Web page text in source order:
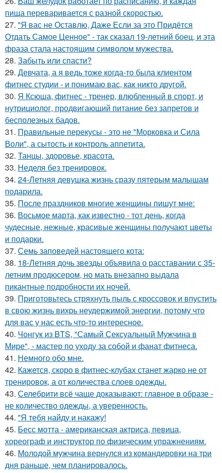
пища переваривается с разной скоростью.
27. "Я вас не Оставлю, Даже Если за это Придётся
Отдать Самое Ценное" - так сказал 19-летний боец, и эта
фраза стала настоящим символом мужества.
28. Забыть или спасти?
29. Девчата, а я ведь тоже когда-то была клиентом
фитнес студии - и понимаю вас, как никто другой.
30. Я Ксюша, фитнес - тренер, влюбленный в спорт, и
нутрициолог, продвигающий питание без запретов и
бесполезных бадов.
31. Правильные перекусы - это не "Морковка и Сила
Воли", а сытость и контроль аппетита.
32. Танцы, здоровье, красота.
33. Неделя без тренировок.
34. 24-Летняя девушка жизнь сразу пятерым малышам
подарила.
35. После праздников многие женщины пишут мне:
36. Восьмое марта, как известно - тот день, когда
чудесные, нежные, красивые женщины получают цветы
и подарки.
37. Семь заповедей настоящего кота:
38. 18-Летняя дочь звезды объявила о расставании с 35-
летним продюсером, но мать внезапно выдала
пикантные подробности их ночей.
39. Приготовьтесь стряхнуть пыль с кроссовок и впустить
в свою жизнь вихрь неудержимой энергии, потому что
для вас у нас есть что-то интересное.
40. Чонгук из BTS, "Самый Сексуальный Мужчина в
Мире", - мастер по уходу за собой и фанат фитнеса.
41. Немного обо мне.
42. Кажется, скоро в фитнес-клубах станет жарко не от
тренировок, а от количества слоев одежды.
43. Селебрити всё чаще доказывают: главное в образе -
не количество одежды, а уверенность.
44. "Я тебя найду и накажу!
45. Бесс мотта - американская актриса, певица,
хореограф и инструктор по физическим упражнениям.
46. Молодой мужчина вернулся из командировки на три
дня раньше, чем планировалось.